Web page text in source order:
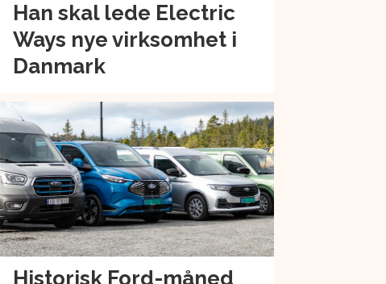
Han skal lede Electric
Ways nye virksomhet i
Danmark
Historisk Ford-måned